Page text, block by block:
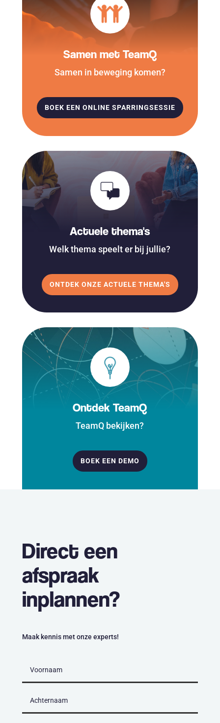
Samen met TeamQ
Samen in beweging komen?
BOEK EEN ONLINE SPARRINGSESSIE
Actuele thema's
Welk thema speelt er bij jullie?
ONTDEK ONZE ACTUELE THEMA'S
Ontdek TeamQ
TeamQ bekijken?
BOEK EEN DEMO
Direct een
afspraak
inplannen?
Maak kennis met onze experts!